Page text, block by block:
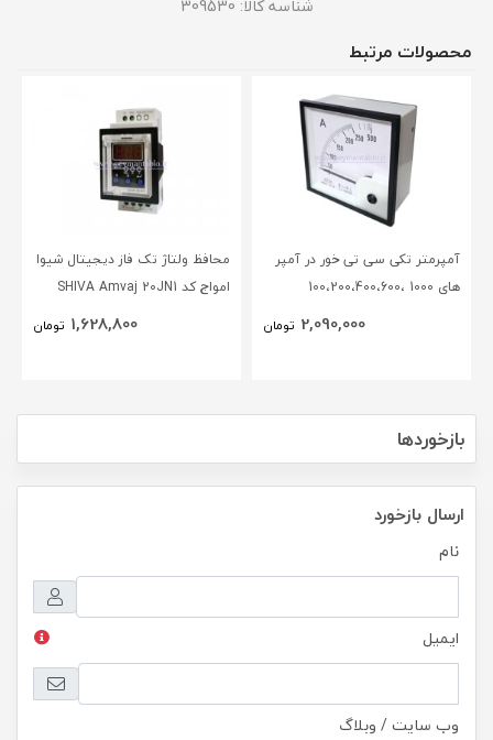
شناسه کالا: 309530
محصولات مرتبط
آمپرمتر تکی سی تی خور در آمپر
های 1000 ،100،200،400،600
2,090,000 تومان
محافظ ولتاژ تک فاز دیجیتال شیوا
امواج کد SHIVA Amvaj 20JN1
1,628,800 تومان
بازخوردها
ارسال بازخورد
نام
ایمیل
وب سایت / وبلاگ